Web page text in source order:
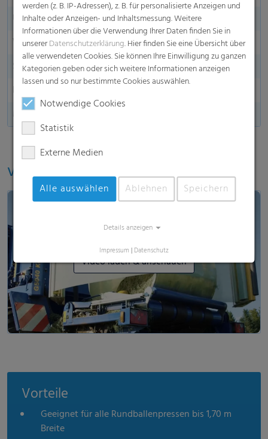
UV-Stabilität
12 Monate (global)
Wasserabweisend
Seitenmarkierung
Made in Germany
Video ansehen
Video laden & anschauen
Vorteile
Geeignet für alle Rundballenpressen bis 1,70 m
Breite
werden (z. B. IP-Adressen), z. B. für personalisierte Anzeigen und
Inhalte oder Anzeigen- und Inhaltsmessung. Weitere
Informationen über die Verwendung Ihrer Daten finden Sie in
unsererDatenschutzerklärung. Hier finden Sie eine Übersicht über
alle verwendeten Cookies. Sie können Ihre Einwilligung zu ganzen
Kategorien geben oder sich weitere Informationen anzeigen
lassen und so nur bestimmte Cookies auswählen.
Notwendige Cookies
Statistik
Externe Medien
Alle auswählen Ablehnen Speichern
Details anzeigen
Impressum | Datenschutz